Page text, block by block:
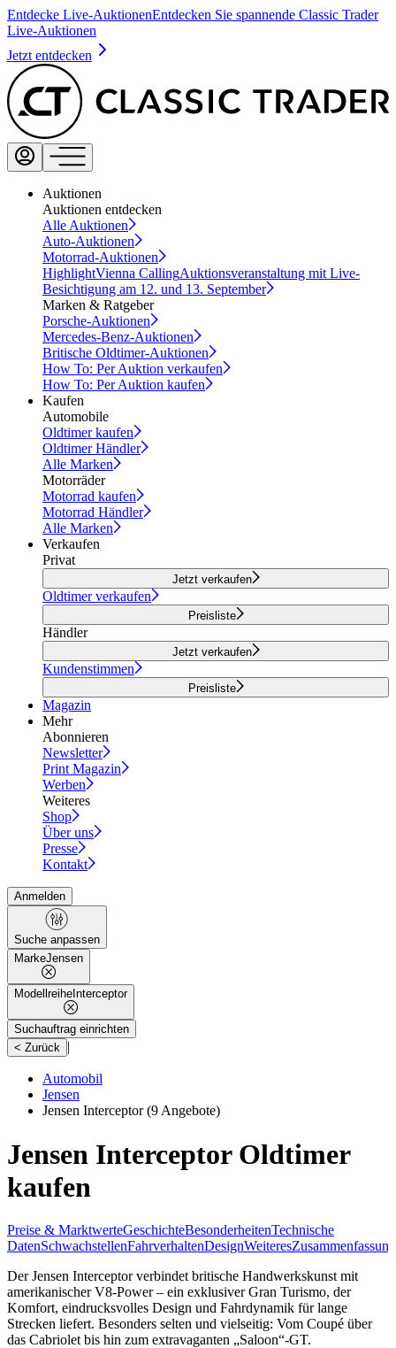
Entdecke Live-AuktionenEntdecken Sie spannende Classic Trader
Live-Auktionen
Jetzt entdecken
Auktionen
Auktionen entdecken
Alle Auktionen
Auto-Auktionen
Motorrad-Auktionen
HighlightVienna CallingAuktionsveranstaltung mit Live-
Besichtigung am 12. und 13. September
Marken & Ratgeber
Porsche-Auktionen
Mercedes-Benz-Auktionen
Britische Oldtimer-Auktionen
How To: Per Auktion verkaufen
How To: Per Auktion kaufen
Kaufen
Automobile
Oldtimer kaufen
Oldtimer Händler
Alle Marken
Motorräder
Motorrad kaufen
Motorrad Händler
Alle Marken
Verkaufen
Privat
Jetzt verkaufen
Oldtimer verkaufen
Preisliste
Händler
Jetzt verkaufen
Kundenstimmen
Preisliste
Magazin
Mehr
Abonnieren
Newsletter
Print Magazin
Werben
Weiteres
Shop
Über uns
Presse
Kontakt
Anmelden
Suche anpassen
MarkeJensen
Modellreihe Interceptor
Suchauftrag einrichten
< Zurück |
Automobil
Jensen
Jensen Interceptor(9 Angebote)
Jensen Interceptor Oldtimer
kaufen
Preise & MarktwerteGeschichteBesonderheitenTechnische
DatenSchwachstellenFahrverhaltenDesignWeiteresZusammenfassung
Der Jensen Interceptor verbindet britische Handwerkskunst mit
amerikanischer V8-Power – ein exklusiver Gran Turismo, der
Komfort, eindrucksvolles Design und Fahrdynamik für lange
Strecken liefert. Besonders selten und vielseitig: Vom Coupé über
das Cabriolet bis hin zum extravaganten „Saloon“-GT.